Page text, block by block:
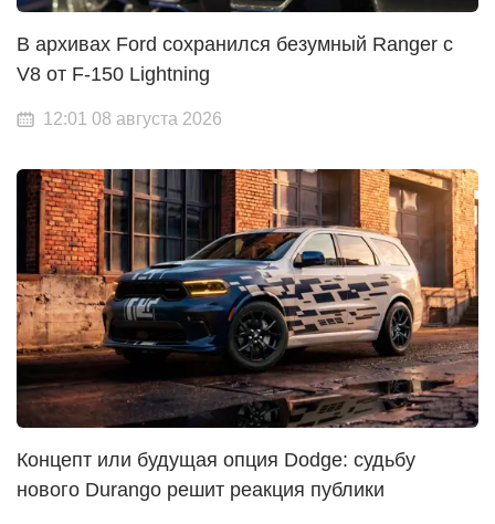
В архивах Ford сохранился безумный Ranger с
V8 от F-150 Lightning
12:01 08 августа 2026
Концепт или будущая опция Dodge: судьбу
нового Durango решит реакция публики